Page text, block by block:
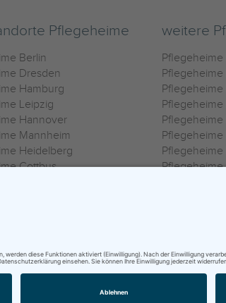
Pflegeheime
Berlin
Dresden
Hamburg
Leipzig
Hannover
Mannheim
Heidelberg
Cottbus
weitere
Pflegeheime
Pflegeheime
Pflegeheime
Pflegeheime
Pflegeheime
Pflegeheime
Pflegeheime